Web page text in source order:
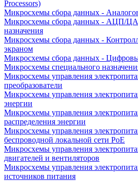
Processors)
Микросхемы сбора данных -
Микросхемы сбора данных - АЦП/
назначения
Микросхемы сбора данных -
экраном
Микросхемы сбора данных -
Микросхемы специального
Микросхемы управления
преобразователи
Микросхемы управления
энергии
Микросхемы управления
распределения энергии
Микросхемы управления
беспроводной локальной сети PoE
Микросхемы управления
двигателей и вентиляторов
Микросхемы управления
источников питания